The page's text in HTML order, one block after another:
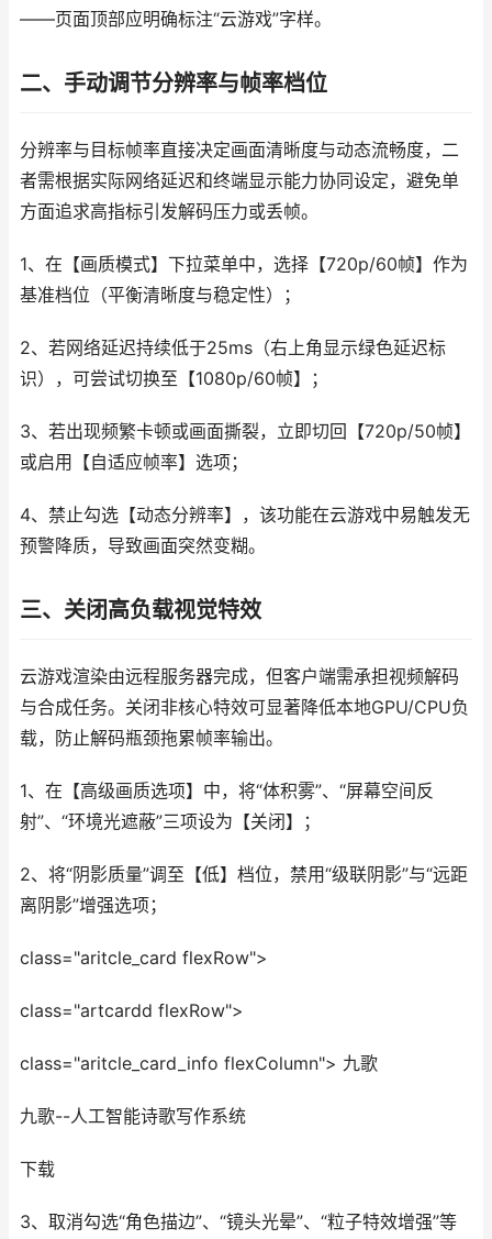
——页面顶部应明确标注“云游戏”字样。
二、手动调节分辨率与帧率档位
分辨率与目标帧率直接决定画面清晰度与动态流畅度，二
者需根据实际网络延迟和终端显示能力协同设定，避免单
方面追求高指标引发解码压力或丢帧。
1、在【画质模式】下拉菜单中，选择【720p/60帧】作为
基准档位（平衡清晰度与稳定性）；
2、若网络延迟持续低于25ms（右上角显示绿色延迟标
识），可尝试切换至【1080p/60帧】；
3、若出现频繁卡顿或画面撕裂，立即切回【720p/50帧】
或启用【自适应帧率】选项；
4、禁止勾选【动态分辨率】，该功能在云游戏中易触发无
预警降质，导致画面突然变糊。
三、关闭高负载视觉特效
云游戏渲染由远程服务器完成，但客户端需承担视频解码
与合成任务。关闭非核心特效可显著降低本地GPU/CPU负
载，防止解码瓶颈拖累帧率输出。
1、在【高级画质选项】中，将“体积雾”、“屏幕空间反
射”、“环境光遮蔽”三项设为【关闭】；
2、将“阴影质量”调至【低】档位，禁用“级联阴影”与“远距
离阴影”增强选项；
class="aritcle_card flexRow">
class="artcardd flexRow">
class="aritcle_card_info flexColumn"> 九歌
九歌--人工智能诗歌写作系统
下载
3、取消勾选“角色描边”、“镜头光晕”、“粒子特效增强”等